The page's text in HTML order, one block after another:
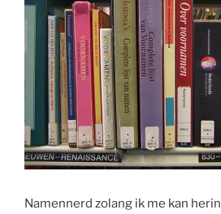
Namennerd zolang ik me kan